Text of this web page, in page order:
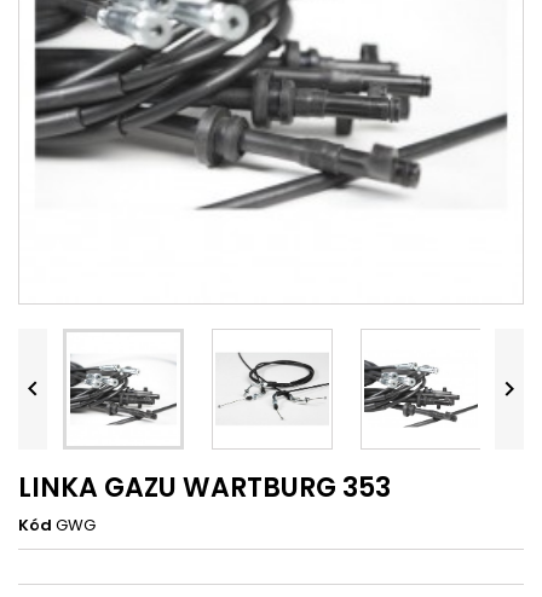
 
 
LINKA GAZU WARTBURG 353
Kód GWG